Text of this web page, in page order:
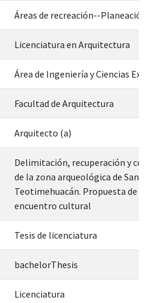
Áreas de recreación--Planeación
Licenciatura en Arquitectura
Área de Ingeniería y Ciencias
Facultad de Arquitectura
Arquitecto (a)
Delimitación, recuperación y
de la zona arqueológica de San
Teotimehuacán. Propuesta de
encuentro cultural
Tesis de licenciatura
bachelorThesis
Licenciatura